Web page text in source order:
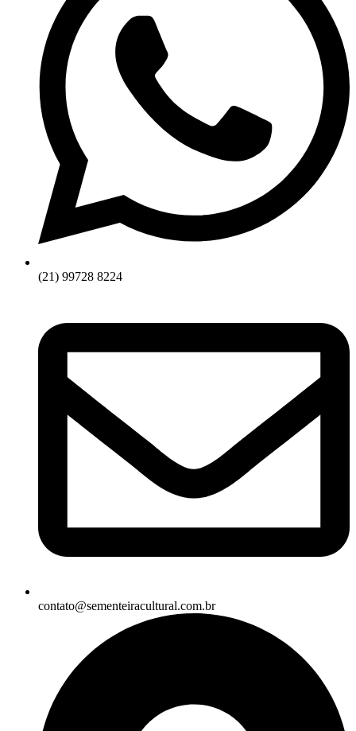
(21) 99728 8224
contato@sementeiracultural.com.br